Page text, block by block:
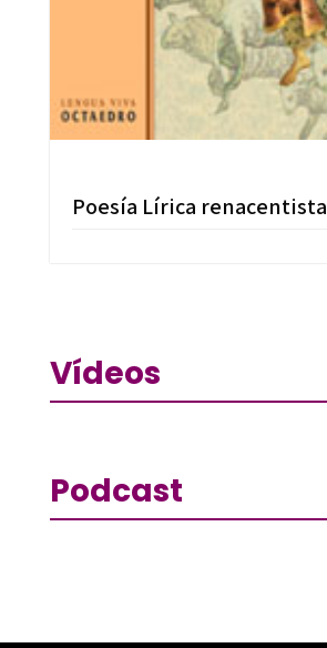
Poesía Lírica renacentista
Vídeos
Podcast